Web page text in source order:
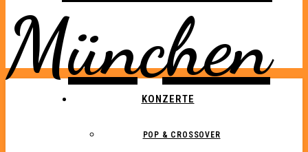
KONZERTE
POP & CROSSOVER